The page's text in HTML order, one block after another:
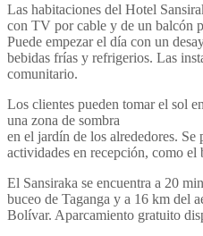
Las habitaciones del Hotel
con TV por cable y de un balcón
Puede empezar el día con un
bebidas frías y refrigerios. Las
comunitario.
Los clientes pueden tomar el sol
una zona de sombra
en el jardín de los alrededores. Se
actividades en recepción, como el
El Sansiraka se encuentra a 20
buceo de Taganga y a 16 km del
Bolívar. Aparcamiento gratuito